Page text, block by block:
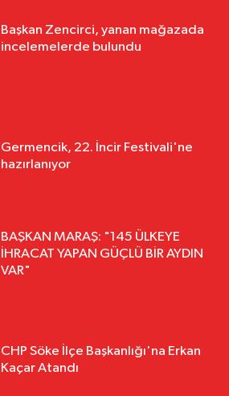
Başkan Zencirci, yanan mağazada
incelemelerde bulundu
Germencik, 22. İncir Festivali'ne
hazırlanıyor
BAŞKAN MARAŞ: "145 ÜLKEYE
İHRACAT YAPAN GÜÇLÜ BİR AYDIN
VAR"
CHP Söke İlçe Başkanlığı'na Erkan
Kaçar Atandı